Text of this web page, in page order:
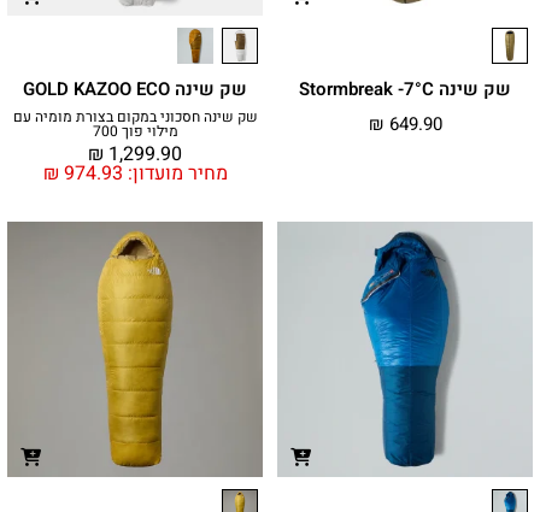
שק שינה Stormbreak -7°C
₪ 649.90
שק שינה GOLD KAZOO ECO
שק שינה חסכוני במקום בצורת מומיה עם
מילוי פוך 700
מחיר מועדון: ₪ 974.93
₪ 1,299.90